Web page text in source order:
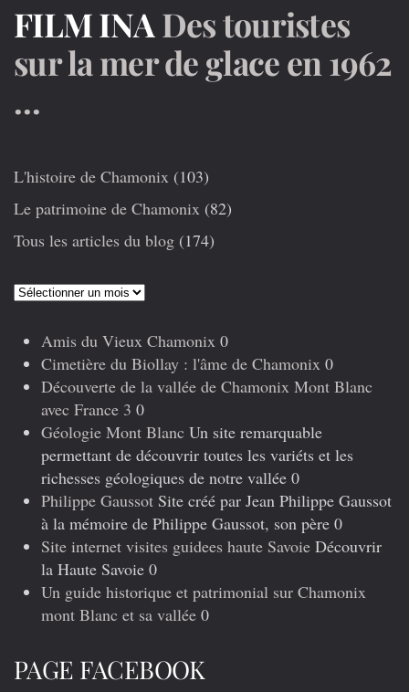
FILM INADes touristes
sur la mer de glace en 1962
…
L'histoire de Chamonix (103)
Le patrimoine de Chamonix (82)
Tous les articles du blog (174)
Articles
Amis du Vieux Chamonix 0
Cimetière du Biollay : l'âme de Chamonix 0
Découverte de la vallée de Chamonix Mont Blanc
avec France 3 0
Géologie Mont Blanc Un site remarquable
permettant de découvrir toutes les variéts et les
richesses géologiques de notre vallée 0
Philippe Gaussot Site créé par Jean Philippe Gaussot
à la mémoire de Philippe Gaussot, son père 0
Site internet visites guidees haute Savoie Découvrir
la Haute Savoie 0
Un guide historique et patrimonial sur Chamonix
mont Blanc et sa vallée 0
PAGE FACEBOOK